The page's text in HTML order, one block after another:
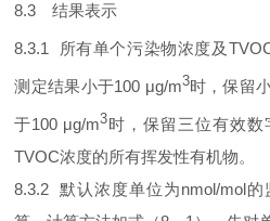
8.3 结果表示
8.3.1 所有单个污染物浓度及
测定结果小于100 μg/m3时，保留
于100 μg/m3时，保留三位有效
TVOC浓度的所有挥发性有机物。
8.3.2 默认浓度单位为nmol/mol